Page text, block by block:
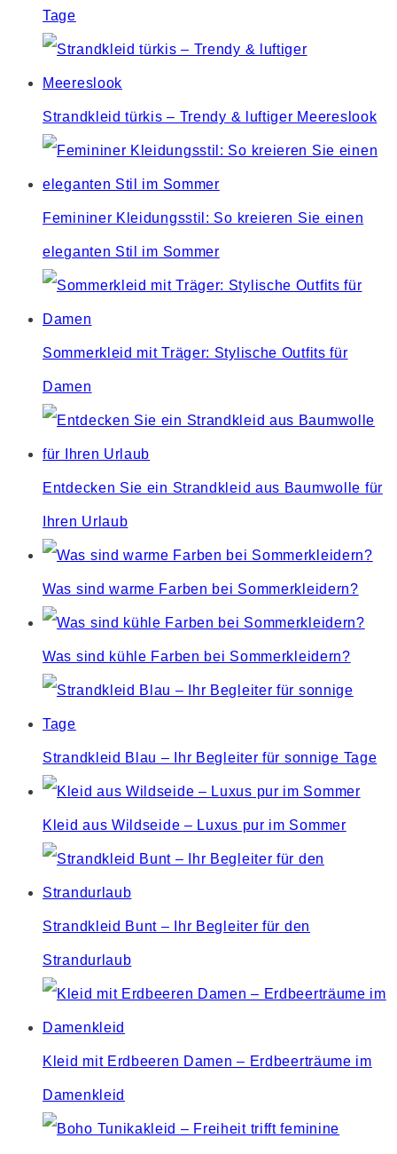
Tage
Strandkleid türkis – Trendy & luftiger Meereslook
Femininer Kleidungsstil: So kreieren Sie einen
eleganten Stil im Sommer
Sommerkleid mit Träger: Stylische Outfits für
Damen
Entdecken Sie ein Strandkleid aus Baumwolle für
Ihren Urlaub
Was sind warme Farben bei Sommerkleidern?
Was sind kühle Farben bei Sommerkleidern?
Strandkleid Blau – Ihr Begleiter für sonnige Tage
Kleid aus Wildseide – Luxus pur im Sommer
Strandkleid Bunt – Ihr Begleiter für den
Strandurlaub
Kleid mit Erdbeeren Damen – Erdbeerträume im
Damenkleid